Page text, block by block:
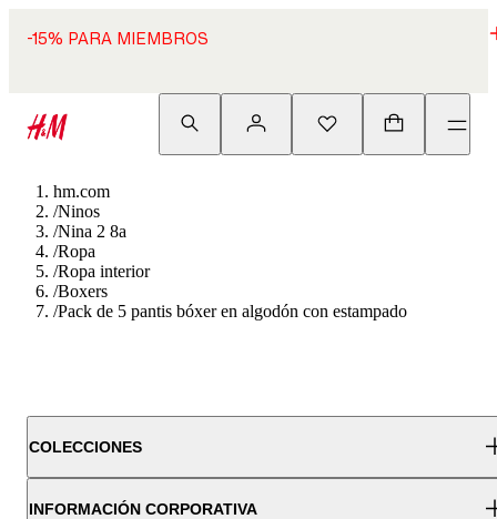
-15% PARA MIEMBROS
hm.com
/Ninos
/Nina 2 8a
/Ropa
/Ropa interior
/Boxers
/Pack de 5 pantis bóxer en algodón con estampado
COLECCIONES
INFORMACIÓN CORPORATIVA